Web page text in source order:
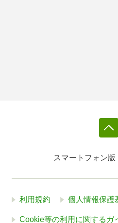
スマートフォン版
利用規約 個人情報保護
Cookie等の利用に関するガ